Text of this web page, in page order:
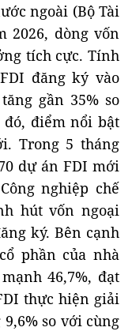
ngoài (Bộ Tài
2026, dòng vốn
tích cực. Tính
đăng ký vào
gần 35% so
điểm nổi bật
Trong 5 tháng
dự án FDI mới
nghiệp chế
hút vốn ngoại
ký. Bên cạnh
phần của nhà
46,7%, đạt
thực hiện giải
so với cùng